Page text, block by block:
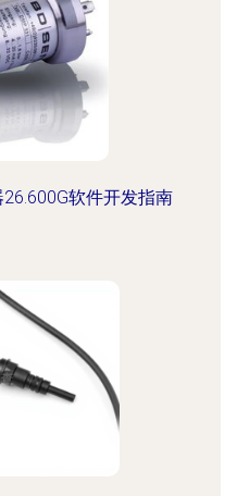
26.600G软件开发指南